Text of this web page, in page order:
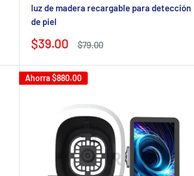
luz de madera recargable para detección
de piel
Precio
venta
$39.00
Precio
$79.00
Ahorra$880.00